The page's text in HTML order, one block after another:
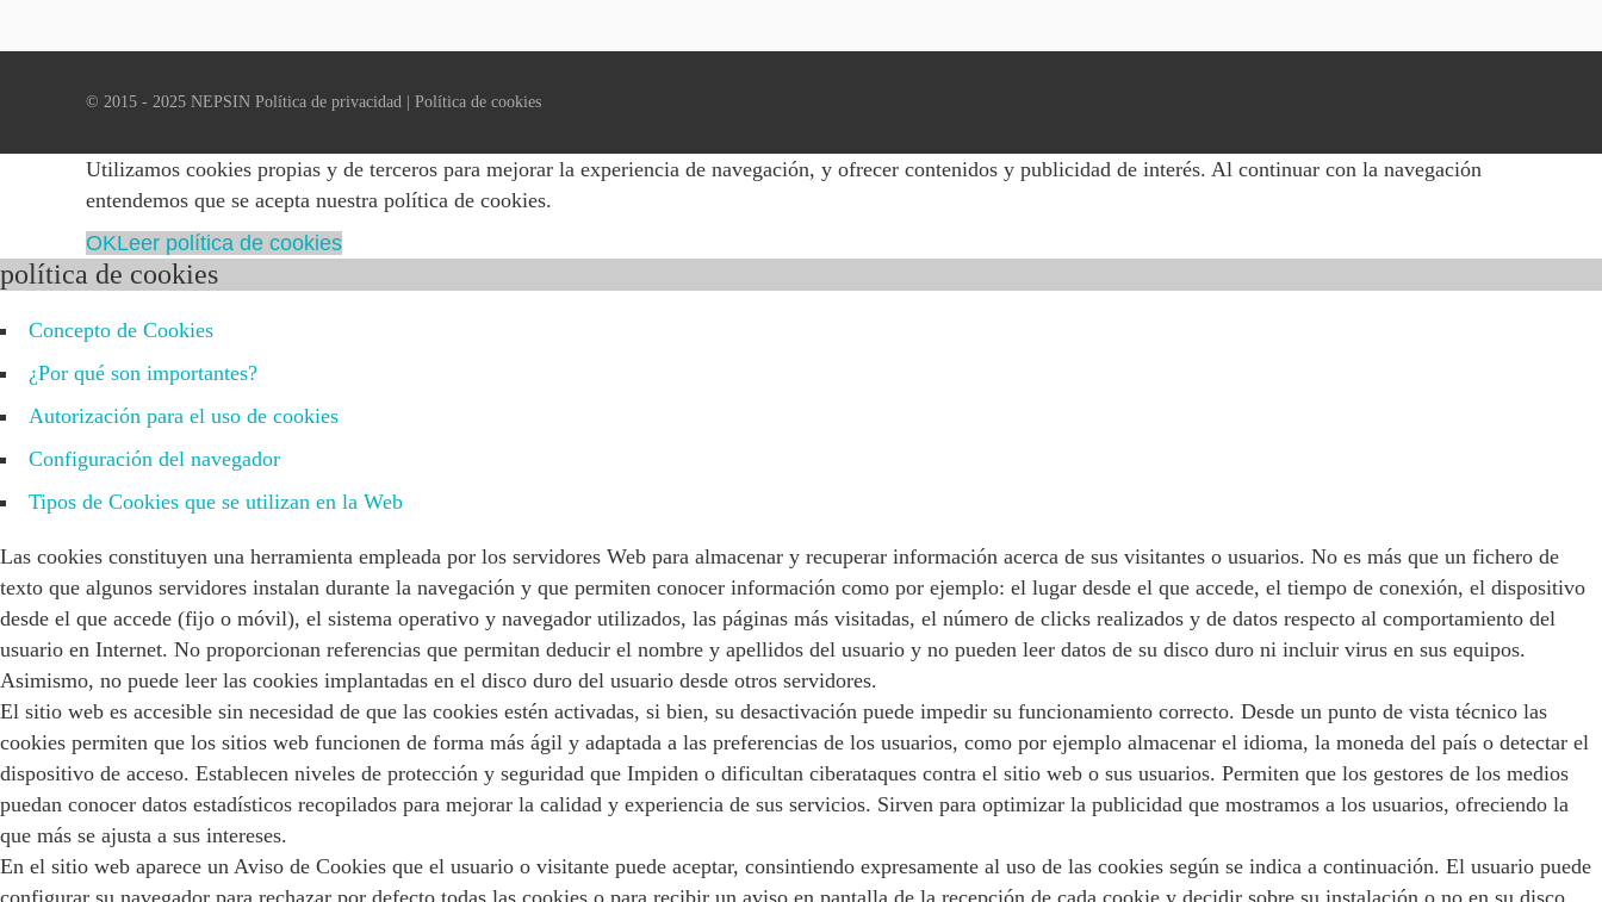
© 2015 - 2025 NEPSIN Política de privacidad Política de cookies
Utilizamos cookies propias y de terceros para mejorar la experiencia de navegación, y ofrecer contenidos y publicidad de interés. Al continuar con la navegación
entendemos que se acepta nuestra política de cookies.
OKLeer política de cookies
política de cookies
Concepto de Cookies
¿Por qué son importantes?
Autorización para el uso de cookies
Configuración del navegador
Tipos de Cookies que se utilizan en la Web
Las cookies constituyen una herramienta empleada por los servidores Web para almacenar y recuperar información acerca de sus visitantes o usuarios. No es más que un fichero de
texto que algunos servidores instalan durante la navegación y que permiten conocer información como por ejemplo: el lugar desde el que accede, el tiempo de conexión, el dispositivo
desde el que accede (fijo o móvil), el sistema operativo y navegador utilizados, las páginas más visitadas, el número de clicks realizados y de datos respecto al comportamiento del
usuario en Internet. No proporcionan referencias que permitan deducir el nombre y apellidos del usuario y no pueden leer datos de su disco duro ni incluir virus en sus equipos.
Asimismo, no puede leer las cookies implantadas en el disco duro del usuario desde otros servidores.
El sitio web es accesible sin necesidad de que las cookies estén activadas, si bien, su desactivación puede impedir su funcionamiento correcto. Desde un punto de vista técnico las
cookies permiten que los sitios web funcionen de forma más ágil y adaptada a las preferencias de los usuarios, como por ejemplo almacenar el idioma, la moneda del país o detectar el
dispositivo de acceso. Establecen niveles de protección y seguridad que Impiden o dificultan ciberataques contra el sitio web o sus usuarios. Permiten que los gestores de los medios
puedan conocer datos estadísticos recopilados para mejorar la calidad y experiencia de sus servicios. Sirven para optimizar la publicidad que mostramos a los usuarios, ofreciendo la
que más se ajusta a sus intereses.
En el sitio web aparece un Aviso de Cookies que el usuario o visitante puede aceptar, consintiendo expresamente al uso de las cookies según se indica a continuación. El usuario puede
configurar su navegador para rechazar por defecto todas las cookies o para recibir un aviso en pantalla de la recepción de cada cookie y decidir sobre su instalación o no en su disco